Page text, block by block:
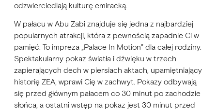
odzwierciedlają kulturę emiracką.
W pałacu w Abu Zabi znajduje się jedna z najbardziej
popularnych atrakcji, która z pewnością zapadnie Ci w
pamięć. To impreza „Palace In Motion” dla całej rodziny.
Spektakularny pokaz światła i dźwięku w trzech
zapierających dech w piersiach aktach, upamiętniający
historię ZEA, wprawi Cię w zachwyt. Pokazy odbywają
się przed głównym pałacem co 30 minut po zachodzie
słońca, a ostatni wstęp na pokaz jest 30 minut przed